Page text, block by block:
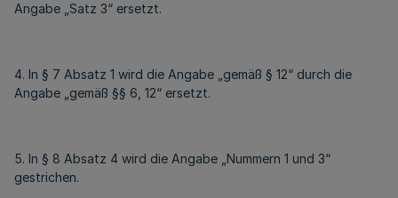
Angabe „Satz 3“ ersetzt.
4. In § 7 Absatz 1 wird die Angabe „gemäß § 12“ durch die
Angabe „gemäß §§ 6, 12“ ersetzt.
5. In § 8 Absatz 4 wird die Angabe „Nummern 1 und 3“
gestrichen.